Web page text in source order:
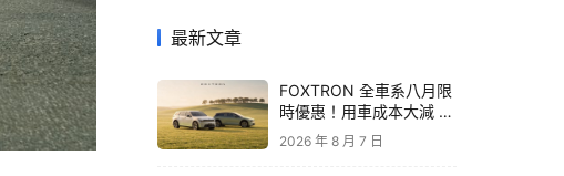
最新文章
FOXTRON 全車系八月限
時優惠！用車成本大減 開
啟「零稅金＋零保養」純
電新生活
2026 年 8 月 7 日